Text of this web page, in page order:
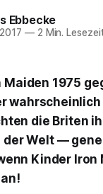
Ebbecke
—2 Min.
Maiden 1975
die Briten
der Welt —
Kinder